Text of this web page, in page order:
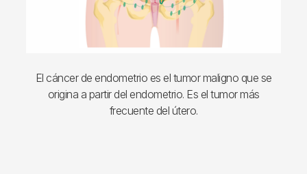
El cáncer de endometrio es el tumor maligno que se
origina a partir del endometrio. Es el tumor más
frecuente del útero.